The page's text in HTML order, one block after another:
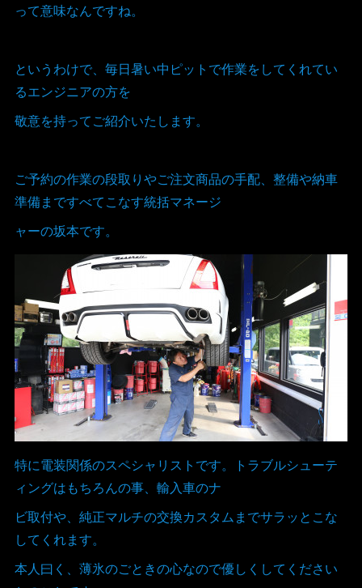
って意味なんですね。
というわけで、毎日暑い中ピットで作業をしてくれてい
るエンジニアの方を
敬意を持ってご紹介いたします。
ご予約の作業の段取りやご注文商品の手配、整備や納車
準備まですべてこなす統括マネージ
ャーの坂本です。
特に電装関係のスペシャリストです。トラブルシューテ
ィングはもちろんの事、輸入車のナ
ビ取付や、純正マルチの交換カスタムまでサラッとこな
してくれます。
本人曰く、薄氷のごときの心なので優しくしてください